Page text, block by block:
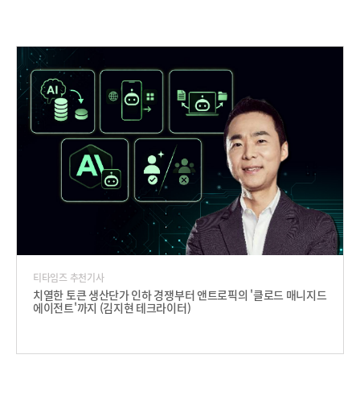
티타임즈 추천기사
치열한 토큰 생산단가 인하 경쟁부터 앤트로픽의 '클로드 매니지드
에이전트'까지 (김지현 테크라이터)